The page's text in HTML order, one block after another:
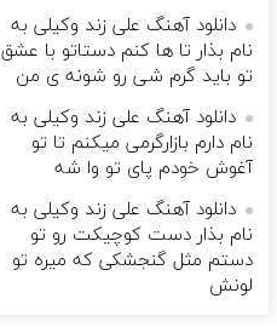
دانلود آهنگ علی زند وکیلی به
نام بذار تا ها كنم دستاتو با عشق
تو باید گرم شی رو شونه ى من
دانلود آهنگ علی زند وکیلی به
نام دارم بازارگرمی میكنم تا تو
آغوش خودم پای تو وا شه
دانلود آهنگ علی زند وکیلی به
نام بذار دست كوچیكت رو تو
دستم مثل گنجشكی كه میره تو
لونش